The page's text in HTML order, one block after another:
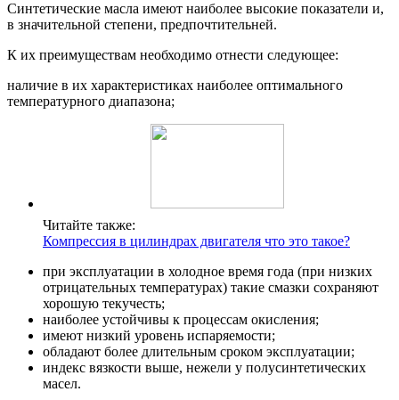
Синтетические масла имеют наиболее высокие показатели и,
в значительной степени, предпочтительней.
К их преимуществам необходимо отнести следующее:
наличие в их характеристиках наиболее оптимального
температурного диапазона;
Читайте также:
Компрессия в цилиндрах двигателя что это такое?
при эксплуатации в холодное время года (при низких
отрицательных температурах) такие смазки сохраняют
хорошую текучесть;
наиболее устойчивы к процессам окисления;
имеют низкий уровень испаряемости;
обладают более длительным сроком эксплуатации;
индекс вязкости выше, нежели у полусинтетических
масел.